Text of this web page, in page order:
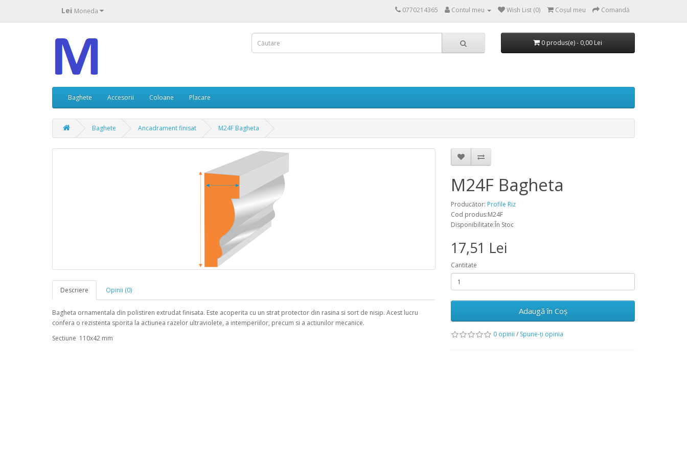
Lei Moneda 0770214365 Contul meu Wish List (0) Coşul meu Comandă
0 produs(e) - 0,00 Lei
Baghete Accesorii Coloane Placare
Baghete Ancadrament finisat M24F Bagheta
Descriere Opinii (0)
Bagheta ornamentala din polistiren extrudat finisata. Este acoperita cu un strat protector din rasina si sort de nisip. Acest lucru
confera o rezistenta sporita la actiunea razelor ultraviolete, a intemperiilor, precum si a actiunilor mecanice.
Sectiune 110x42 mm
M24F Bagheta
Producător: Profile Riz
Cod produs:M24F
Disponibilitate:În Stoc
17,51 Lei
Cantitate
Adaugă în Coş
0 opinii / Spune-ţi opinia